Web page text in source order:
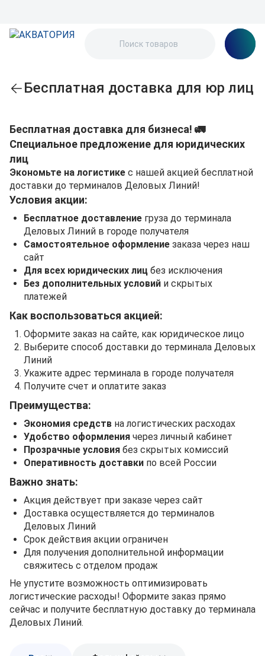
Бесплатная доставка для юр лиц
Бесплатная доставка для бизнеса! 🚛
Специальное предложение для юридических
лиц
Экономьте на логистике с нашей акцией бесплатной
доставки до терминалов Деловых Линий!
Условия акции:
Бесплатное доставление груза до терминала
Деловых Линий в городе получателя
Самостоятельное оформление заказа через наш
сайт
Для всех юридических лиц без исключения
Без дополнительных условий и скрытых
платежей
Как воспользоваться акцией:
Оформите заказ на сайте, как юридическое лицо
Выберите способ доставки до терминала Деловых
Линий
Укажите адрес терминала в городе получателя
Получите счет и оплатите заказ
Преимущества:
Экономия средств на логистических расходах
Удобство оформления через личный кабинет
Прозрачные условия без скрытых комиссий
Оперативность доставки по всей России
Важно знать:
Акция действует при заказе через сайт
Доставка осуществляется до терминалов
Деловых Линий
Срок действия акции ограничен
Для получения дополнительной информации
свяжитесь с отделом продаж
Не упустите возможность оптимизировать
логистические расходы! Оформите заказ прямо
сейчас и получите бесплатную доставку до терминала
Деловых Линий.